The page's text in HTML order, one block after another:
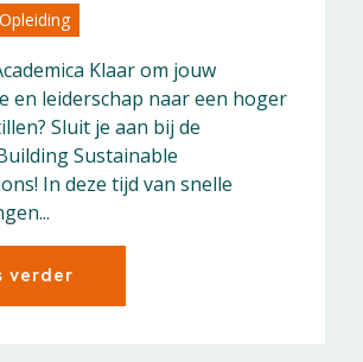
Opleiding
Klaar om jouw
en leiderschap naar een hoger
Sluit je aan bij de
Sustainable
In deze tijd van snelle
verder